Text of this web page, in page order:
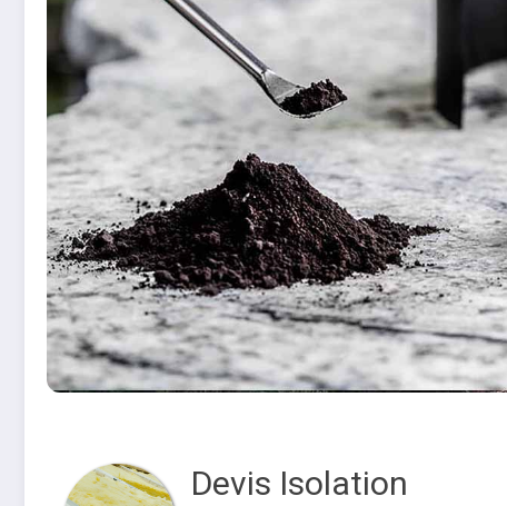
Devis Isolation